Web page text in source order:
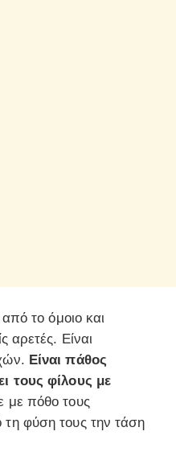
το όμοιο και
αρετές. Είναι
Είναι πάθος
τους φίλους με
με πόθο τους
φύση τους την τάση